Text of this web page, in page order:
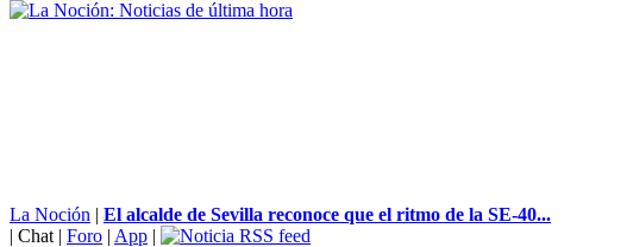
La Noción | El alcalde de Sevilla reconoce que el ritmo de la SE-40...
| Chat | Foro | App |